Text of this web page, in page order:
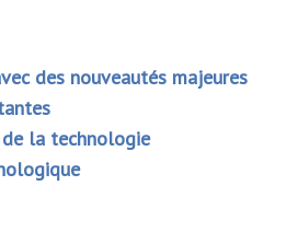
des nouveautés majeures
de la technologie